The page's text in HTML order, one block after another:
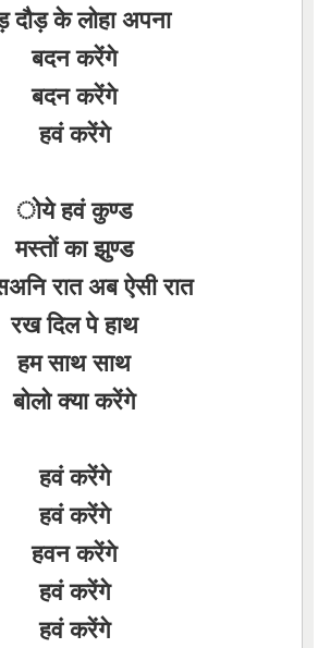
दौड़ के लोहा अपना
बदन करेंगे
बदन करेंगे
हवं करेंगे
ोये हवं कुण्ड
मस्तों का झुण्ड
रात अब ऐसी रात
रख दिल पे हाथ
हम साथ साथ
बोलो क्या करेंगे
हवं करेंगे
हवं करेंगे
हवन करेंगे
हवं करेंगे
हवं करेंगे